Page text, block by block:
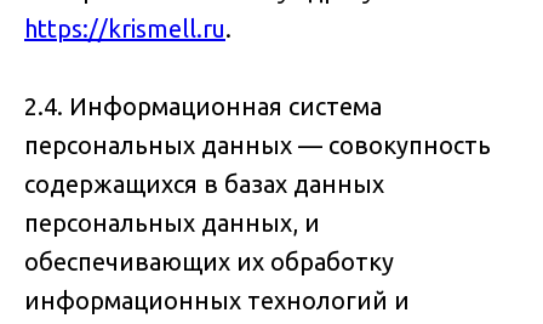
https://krismell.ru.
2.4. Информационная система
персональных данных — совокупность
содержащихся в базах данных
персональных данных, и
обеспечивающих их обработку
информационных технологий и